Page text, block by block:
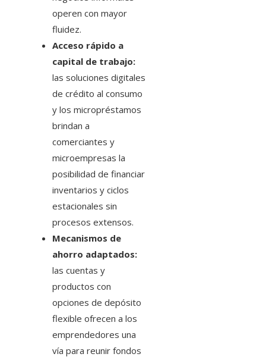
operen con mayor
fluidez.
Acceso rápido a
capital de trabajo:
las soluciones digitales
de crédito al consumo
y los micropréstamos
brindan a
comerciantes y
microempresas la
posibilidad de financiar
inventarios y ciclos
estacionales sin
procesos extensos.
Mecanismos de
ahorro adaptados:
las cuentas y
productos con
opciones de depósito
flexible ofrecen a los
emprendedores una
vía para reunir fondos